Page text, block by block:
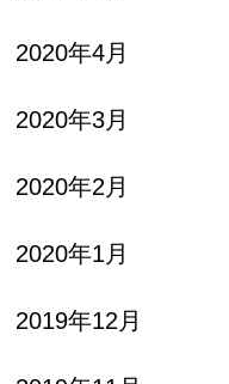
2020年4月
2020年3月
2020年2月
2020年1月
2019年12月